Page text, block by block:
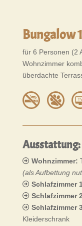
Bungalow
für 6 Personen (2
Wohnzimmer
überdachte
Ausstattung:
Wohnzimmer:
(als Aufbettung
Schlafzimmer
Schlafzimmer
Schlafzimmer
Kleiderschrank